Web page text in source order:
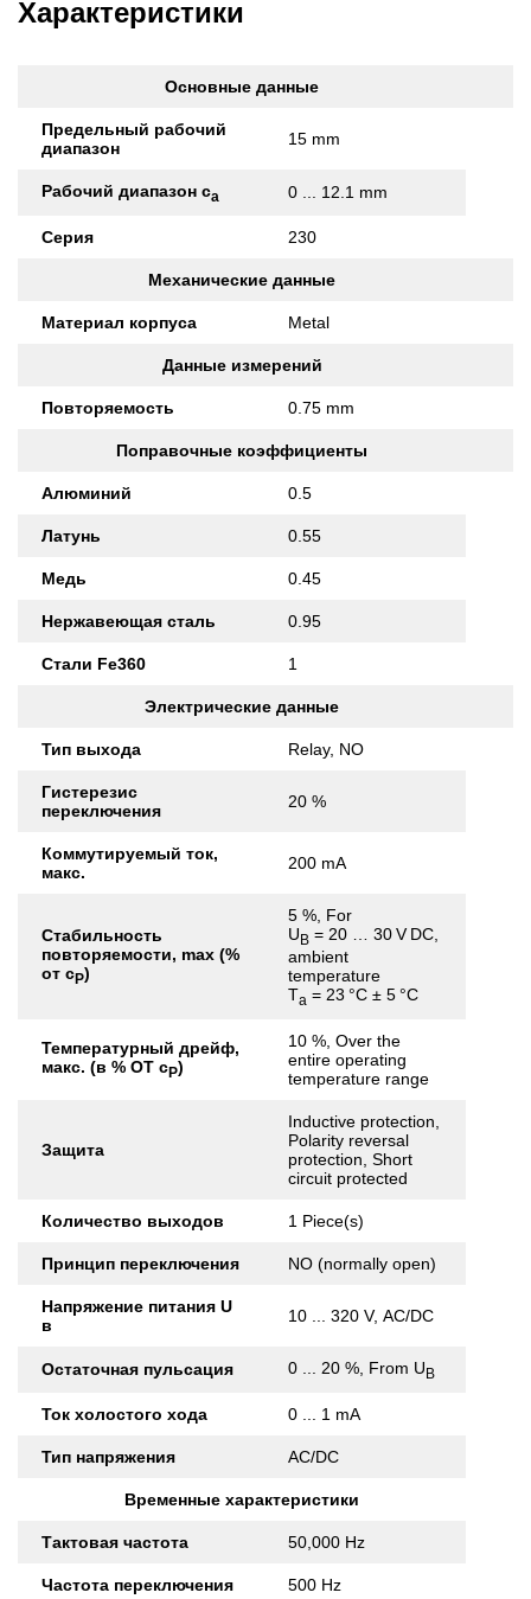
Характеристики
Основные данные
Предельный рабочий
диапазон
15 mm
Рабочий диапазон са 0 ... 12.1 mm
Серия 230
Механические данные
Материал корпуса Metal
Данные измерений
Повторяемость 0.75 mm
Поправочные коэффициенты
Алюминий 0.5
Латунь 0.55
Медь 0.45
Нержавеющая сталь 0.95
Стали Fe360 1
Электрические данные
Тип выхода Relay, NO
Гистерезис
переключения
20 %
Коммутируемый ток,
макс.
200 mA
Стабильность
повторяемости, max (%
от сР)
5 %, For
UB = 20 … 30 V DC,
ambient
temperature
Ta = 23 °C ± 5 °C
Температурный дрейф,
макс. (в % ОТ сР)
10 %, Over the
entire operating
temperature range
Защита
Inductive protection,
Polarity reversal
protection, Short
circuit protected
Количество выходов 1 Piece(s)
Принцип переключения NO (normally open)
Напряжение питания U
в
10 ... 320 V, AC/DC
Остаточная пульсация 0 ... 20 %, From UB
Ток холостого хода 0 ... 1 mA
Тип напряжения AC/DC
Временные характеристики
Тактовая частота 50,000 Hz
Частота переключения 500 Hz